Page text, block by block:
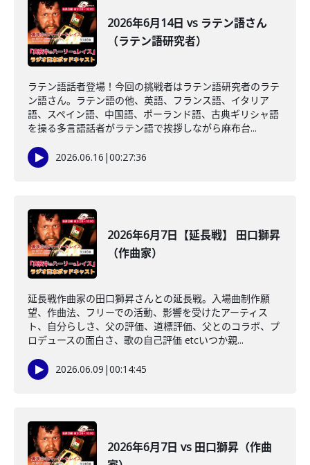
2026年6月14日 vs ラテン語さん
（ラテン語研究者）
ラテン語話者登場！今回の挑戦者はラテン語研究者のラテ
ン語さん。ラテン語の他、英語、フランス語、イタリア
語、スペイン語、中国語、ポーランド語、古典ギリシャ語
を操る多言語話者がラテン語で挨拶しながら麻布台...
2026.06.16 |00:27:36
2026年6月7日【延長戦】 田口獅昇
（作曲家）
延長戦作曲家の田口獅昇さんとの延長戦。入場曲制作願
望、作曲法、フリーでの活動、影響を受けたアーティス
ト、自分らしさ、父の評価、道標評価、父とのコラボ、プ
ロデュースの面白さ、歌の自己評価 etcいつか親...
2026.06.09 |00:14:45
2026年6月7日 vs 田口獅昇（作曲